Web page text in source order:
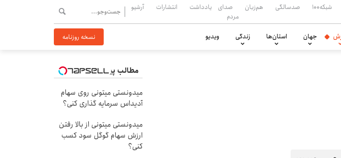
شبکه۱۰۰ صدسالگی هم‌زبان
صدای
مردم
یادداشت انتشارات آرشیو
جهان استان‌ها زندگی ویدیو نسخه روزنامه
مطالب پیشنهادی
میدونستی میتونی روی سهام
آدیداس سرمایه گذاری کنی؟
میدونستی میتونی از بالا رفتن
ارزش سهام گوگل سود کسب
کنی؟